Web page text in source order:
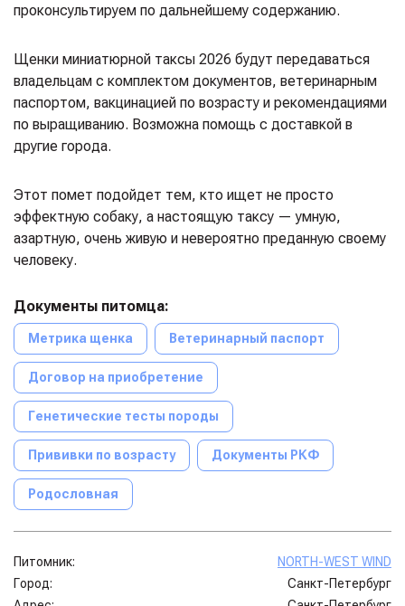
проконсультируем по дальнейшему содержанию.
Щенки миниатюрной таксы 2026 будут передаваться
владельцам с комплектом документов, ветеринарным
паспортом, вакцинацией по возрасту и рекомендациями
по выращиванию. Возможна помощь с доставкой в
другие города.
Этот помет подойдет тем, кто ищет не просто
эффектную собаку, а настоящую таксу — умную,
азартную, очень живую и невероятно преданную своему
человеку.
Документы питомца:
Метрика щенка Ветеринарный паспорт
Договор на приобретение
Генетические тесты породы
Прививки по возрасту Документы РКФ
Родословная
Питомник:
NORTH-WEST WIND
Город:
Санкт-Петербург